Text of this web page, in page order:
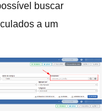
buscar
a um